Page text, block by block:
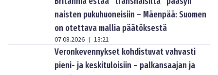
naisten pukuhuoneisiin – Mäenpää: Suomen
on otettava mallia päätöksestä
07.08.2026 | 13:21
Veronkevennykset kohdistuvat vahvasti
pieni- ja keskituloisiin – palkansaajan ja